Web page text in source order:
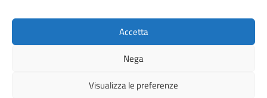
Accetta
Nega
Visualizza le preferenze
Instagram